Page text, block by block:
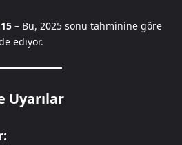
– Bu, 2025 sonu tahminine göre
ediyor.
Uyarılar